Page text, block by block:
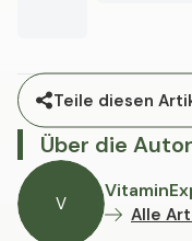
Teile diesen
Über die Autor
V Alle